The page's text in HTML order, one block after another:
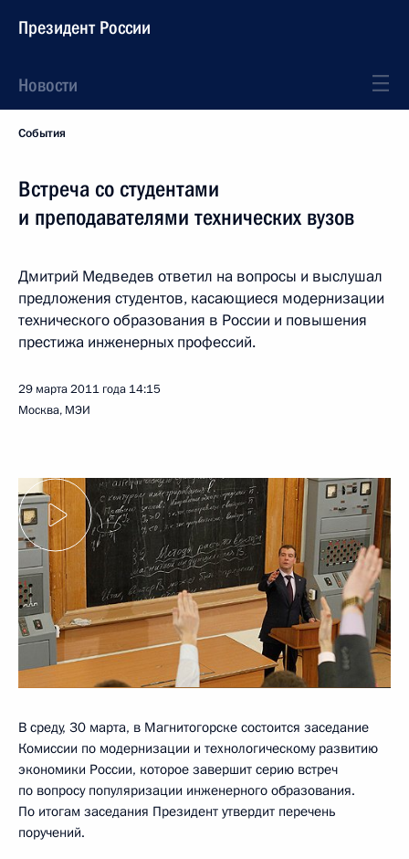
Президент России
Новости
События
Встреча со студентами
и преподавателями технических вузов
Дмитрий Медведев ответил на вопросы и выслушал
предложения студентов, касающиеся модернизации
технического образования в России и повышения
престижа инженерных профессий.
29 марта 2011 года 14:15
Москва, МЭИ
В среду, 30 марта, в Магнитогорске состоится заседание
Комиссии по модернизации и технологическому развитию
экономики России, которое завершит серию встреч
по вопросу популяризации инженерного образования.
По итогам заседания Президент утвердит перечень
поручений.